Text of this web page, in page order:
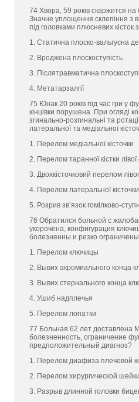
74 Хвора, 59 років скаржится
Значне уплощення склепіння з
під головками плюсневих
1. Статична плоско-вальгусна
2. Вроджена плоскоступість
3. Післятравматична
4. Метатарзалгії
75 Юнак 20 років під час гри у
кінцівки порушена. При огляді
згинально-розгинальні та
латеральної та медіальної
1. Перелом медіальної кісточки
2. Перелом таранної кістки лівої
3. Двохкісточковий перелом
4. Перелом латеральної кісточки
5. Розрив зв’язок гомілково-
76 Обратился больной с
укорочена, конфигурация
болезненны и резко
1. Перелом ключицы
2. Вывих акромиального конца
3. Вывих стернального конца
4. Ушиб надплечья
5. Перелом лопатки
77 Больная 62 лет доставлена
болезненность, ограничение
предположительный диагноз?
1. Перелом диафиза плечевой
2. Перелом хирургической
3. Разрыв длинной головки